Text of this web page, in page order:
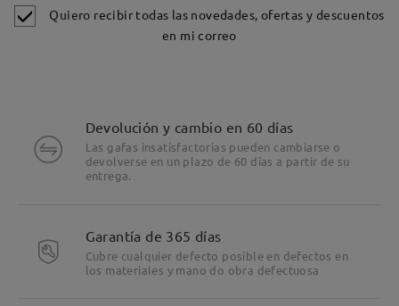
Detalles
Quiero recibir todas las novedades, ofertas y descuentos
en mi correo
Devolución y cambio en 60 días
Las gafas insatisfactorias pueden cambiarse o
devolverse en un plazo de 60 días a partir de su
entrega.
Garantía de 365 días
Cubre cualquier defecto posible en defectos en
los materiales y mano do obra defectuosa